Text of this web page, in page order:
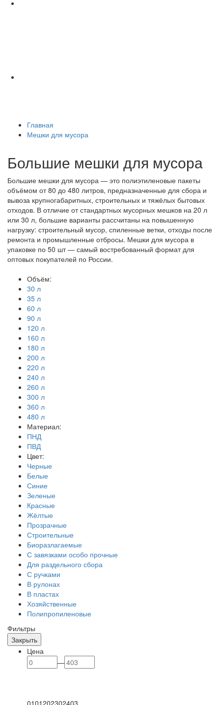
Главная
Мешки для мусора
Большие мешки для мусора
Большие мешки для мусора — это полиэтиленовые пакеты
объёмом от 80 до 480 литров, предназначенные для сбора и
вывоза крупногабаритных, строительных и тяжёлых бытовых
отходов. В отличие от стандартных мусорных мешков на 20 л
или 30 л, большие варианты рассчитаны на повышенную
нагрузку: строительный мусор, спиленные ветки, отходы после
ремонта и промышленные отбросы. Мешки для мусора в
упаковке по 50 шт — самый востребованный формат для
оптовых покупателей по России.
Объём:
30 л
35 л
60 л
90 л
120 л
160 л
180 л
200 л
220 л
240 л
260 л
300 л
360 л
480 л
Материал:
ПНД
ПВД
Цвет:
Черные
Белые
Синие
Зеленые
Красные
Жёлтые
Прозрачные
Строительные
Биоразлагаемые
С завязками особо прочные
Для раздельного сбора
С ручками
В рулонах
В пластах
Хозяйственные
Полипропиленовые
Фильтры
Закрыть
Цена
—